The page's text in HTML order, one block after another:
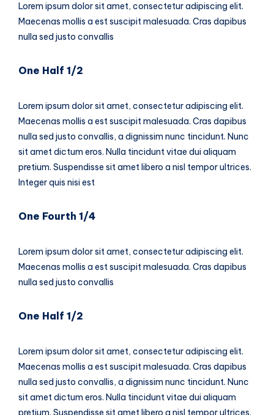
Lorem ipsum dolor sit amet, consectetur adipiscing elit.
Maecenas mollis a est suscipit malesuada. Cras dapibus
nulla sed justo convallis
One Half 1/2
Lorem ipsum dolor sit amet, consectetur adipiscing elit.
Maecenas mollis a est suscipit malesuada. Cras dapibus
nulla sed justo convallis, a dignissim nunc tincidunt. Nunc
sit amet dictum eros. Nulla tincidunt vitae dui aliquam
pretium. Suspendisse sit amet libero a nisl tempor ultrices.
Integer quis nisi est
One Fourth 1/4
Lorem ipsum dolor sit amet, consectetur adipiscing elit.
Maecenas mollis a est suscipit malesuada. Cras dapibus
nulla sed justo convallis
One Half 1/2
Lorem ipsum dolor sit amet, consectetur adipiscing elit.
Maecenas mollis a est suscipit malesuada. Cras dapibus
nulla sed justo convallis, a dignissim nunc tincidunt. Nunc
sit amet dictum eros. Nulla tincidunt vitae dui aliquam
pretium. Suspendisse sit amet libero a nisl tempor ultrices.